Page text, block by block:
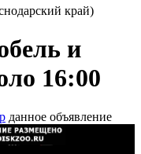
край)
и
16:00
данное объявление